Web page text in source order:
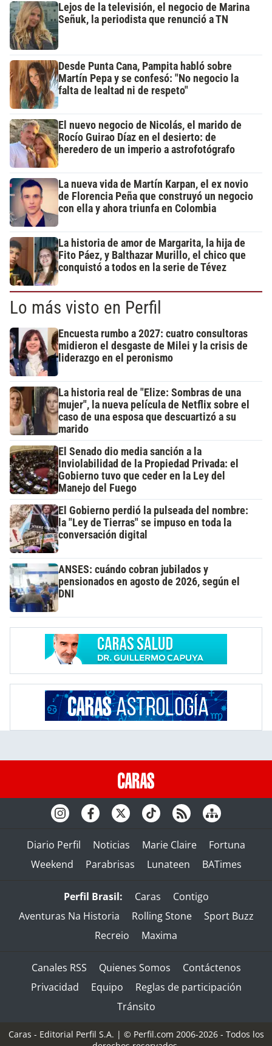
Lejos de la televisión, el negocio de Marina
Señuk, la periodista que renunció a TN
Desde Punta Cana, Pampita habló sobre
Martín Pepa y se confesó: "No negocio la
falta de lealtad ni de respeto"
El nuevo negocio de Nicolás, el marido de
Rocío Guirao Díaz en el desierto: de
heredero de un imperio a astrofotógrafo
La nueva vida de Martín Karpan, el ex novio
de Florencia Peña que construyó un negocio
con ella y ahora triunfa en Colombia
La historia de amor de Margarita, la hija de
Fito Páez, y Balthazar Murillo, el chico que
conquistó a todos en la serie de Tévez
Lo más visto en Perfil
Encuesta rumbo a 2027: cuatro consultoras
midieron el desgaste de Milei y la crisis de
liderazgo en el peronismo
La historia real de "Elize: Sombras de una
mujer", la nueva película de Netflix sobre el
caso de una esposa que descuartizó a su
marido
El Senado dio media sanción a la
Inviolabilidad de la Propiedad Privada: el
Gobierno tuvo que ceder en la Ley del
Manejo del Fuego
El Gobierno perdió la pulseada del nombre:
la "Ley de Tierras" se impuso en toda la
conversación digital
ANSES: cuándo cobran jubilados y
pensionados en agosto de 2026, según el
DNI
Diario Perfil Noticias Marie Claire
Fortuna
Weekend
Parabrisas Lunateen BATimes
Perfil Brasil: Caras
Contigo
Aventuras Na Historia
Rolling Stone
Sport Buzz
Recreio
Maxima
Canales RSS Quienes Somos
Contáctenos
Privacidad
Equipo
Reglas de participación
Tránsito
Caras - Editorial Perfil S.A. | © Perfil.com 2006-2026 - Todos los